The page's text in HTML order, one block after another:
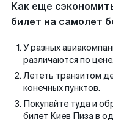
Как еще
билет на самолет
У разных
различаются по цене.
Лететь транзитом
конечных пунктов.
Покупайте туда и
билет Киев Пиза в